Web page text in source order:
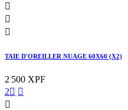



TAIE D'OREILLER NUAGE 60X60 (X2)
2 500 XPF
2 
